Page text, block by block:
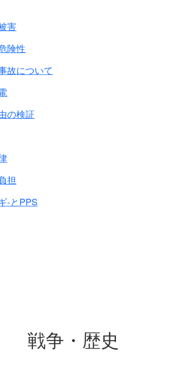
ぶ。
本列島で51基もの大型原子炉を日々動
い。
ての人々が、この現実を正しく知って
害
険性
故について
の検証
担
-とPPS
戦争・歴史